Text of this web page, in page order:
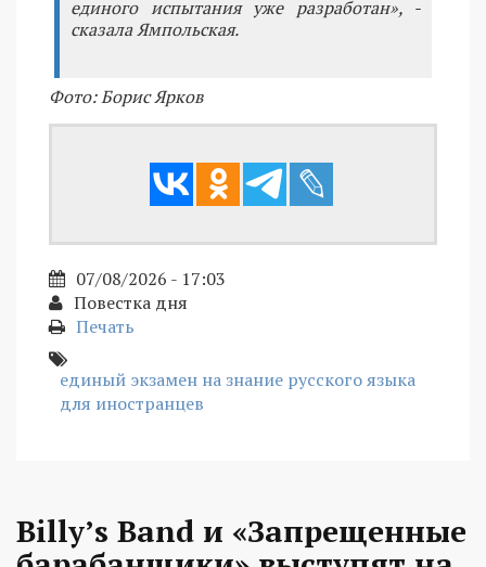
единого испытания уже разработан», -
сказала Ямпольская.
Фото: Борис Ярков
07/08/2026 - 17:03
Повестка дня
Печать
единый экзамен на знание русского языка
для иностранцев
Billy’s Band и «Запрещенные